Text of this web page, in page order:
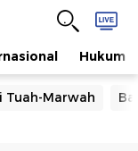
Hukum
Tuah-Marwah